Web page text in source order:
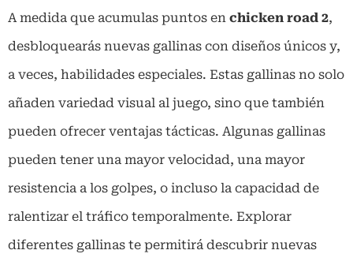
A medida que acumulas puntos en chicken road 2,
desbloquearás nuevas gallinas con diseños únicos y,
a veces, habilidades especiales. Estas gallinas no solo
añaden variedad visual al juego, sino que también
pueden ofrecer ventajas tácticas. Algunas gallinas
pueden tener una mayor velocidad, una mayor
resistencia a los golpes, o incluso la capacidad de
ralentizar el tráfico temporalmente. Explorar
diferentes gallinas te permitirá descubrir nuevas